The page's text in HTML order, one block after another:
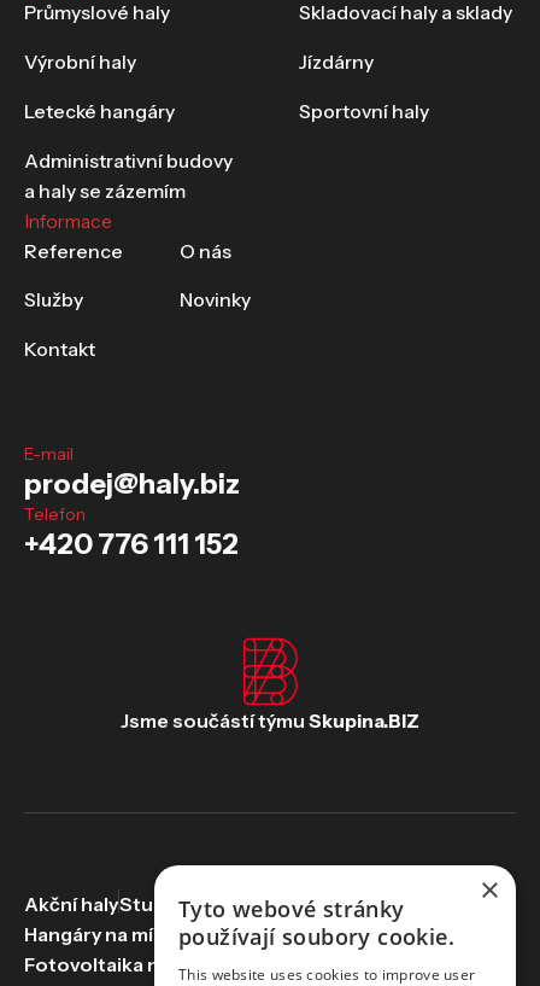
Průmyslové haly
Skladovací haly a sklady
Výrobní haly Jízdárny
Letecké hangáry Sportovní haly
Administrativní budovy
a haly se zázemím
Informace
Reference
O nás
Služby Novinky
Kontakt
E-mail
prodej@haly.biz
Telefon
+420 776 111 152
Jsme součástí týmu Skupina.BIZ
Akční halyStudie proveditelnostiHaly na míru
Hangáry na míru
Pronájem halServis hal
Fotovoltaika na haly
Skupina.biz
Projekce.biz
×
Tyto webové stránky
používají soubory cookie.
This website uses cookies to improve user